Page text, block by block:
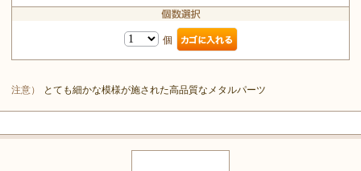
個
注意） とても細かな模様が施された高品質なメタルパーツ